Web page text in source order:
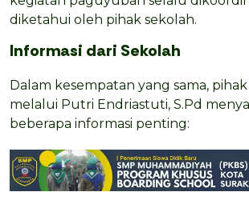
diketahui oleh pihak sekolah.
Informasi dari Sekolah
Dalam kesempatan yang sama,
melalui Putri Endriastuti, S.Pd
beberapa informasi penting: